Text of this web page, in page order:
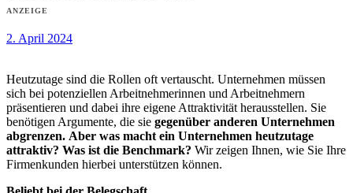
ANZEIGE
2. April 2024
Heutzutage sind die Rollen oft vertauscht. Unternehmen müssen
sich bei potenziellen Arbeitnehmerinnen und Arbeitnehmern
präsentieren und dabei ihre eigene Attraktivität herausstellen. Sie
benötigen Argumente, die sie gegenüber anderen Unternehmen
abgrenzen. Aber was macht ein Unternehmen heutzutage
attraktiv? Was ist die Benchmark? Wir zeigen Ihnen, wie Sie Ihre
Firmenkunden hierbei unterstützen können.